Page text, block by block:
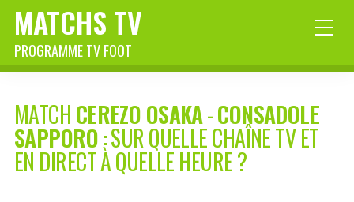
MATCHS TV
PROGRAMME TV FOOT
MATCHCEREZO OSAKA-CONSADOLE
SAPPORO: SUR QUELLE CHAÎNE TV ET
EN DIRECT À QUELLE HEURE ?